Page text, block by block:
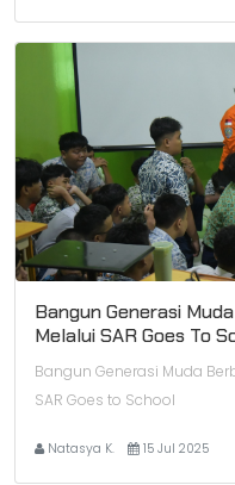
Bangun Generasi
Melalui SAR Goes To
Bangun Generasi Muda
SAR Goes to School
Natasya K. 15 Jul 2025